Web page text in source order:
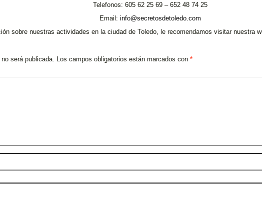
Telefonos: 605 62 25 69 – 652 48 74 25
Email: info@secretosdetoledo.com
sobre nuestras actividades en la ciudad de Toledo, le recomendamos visitar nuestra
será publicada. Los campos obligatorios están marcados con *